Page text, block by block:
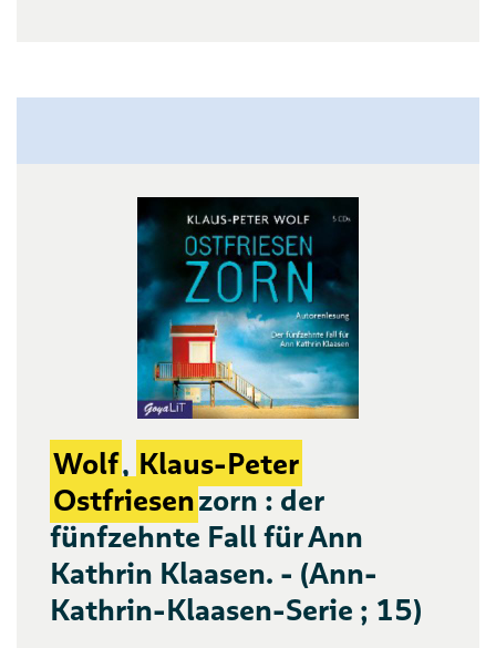
Wolf, Klaus-Peter
Ostfriesenzorn : der
fünfzehnte Fall für Ann
Kathrin Klaasen. - (Ann-
Kathrin-Klaasen-Serie ; 15)